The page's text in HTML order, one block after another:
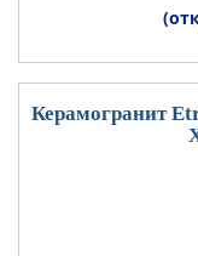
Керамогранит